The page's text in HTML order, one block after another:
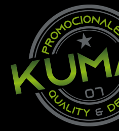
pueden
elegir
en
la
página
de
producto